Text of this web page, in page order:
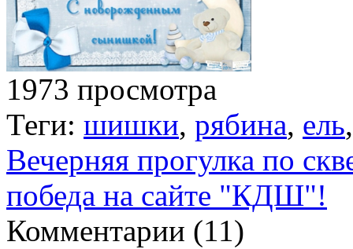
1973 просмотра
Теги: шишки, рябина, ель
Вечерняя прогулка по
победа на сайте "КДШ"!
Комментарии (11 )